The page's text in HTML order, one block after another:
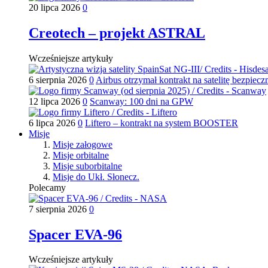
20 lipca 2026 0
Creotech – projekt ASTRAL
Wcześniejsze artykuły
6 sierpnia 2026 0 Airbus otrzymał kontrakt na satelitę
12 lipca 2026 0 Scanway: 100 dni na GPW
6 lipca 2026 0 Liftero – kontrakt na system BOOSTER
Misje
Misje załogowe
Misje orbitalne
Misje suborbitalne
Misje do Ukł. Słonecz.
Polecamy
7 sierpnia 2026 0
Spacer EVA-96
Wcześniejsze artykuły